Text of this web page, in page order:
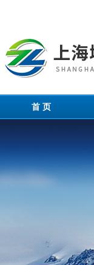
首 页